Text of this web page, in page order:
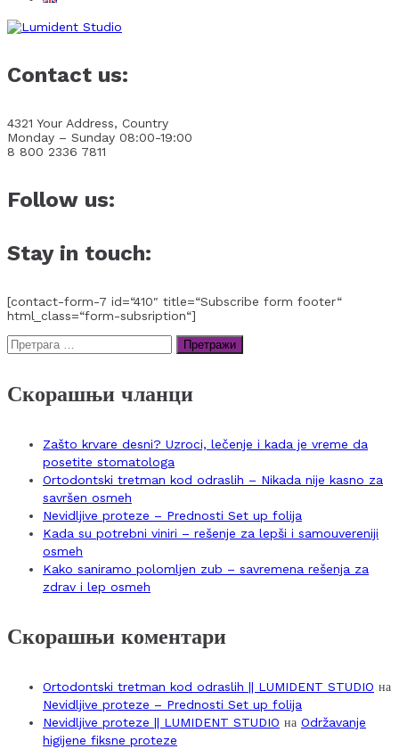
Contact us:
4321 Your Address, Country
Monday – Sunday 08:00-19:00
8 800 2336 7811
Follow us:
Stay in touch:
[contact-form-7 id=“410″ title=“Subscribe form footer“
html_class=“form-subsription“]
Претрага
за:
Скорашњи чланци
Zašto krvare desni? Uzroci, lečenje i kada je vreme da
posetite stomatologa
Ortodontski tretman kod odraslih – Nikada nije kasno za
savršen osmeh
Nevidljive proteze – Prednosti Set up folija
Kada su potrebni viniri – rešenje za lepši i samouvereniji
osmeh
Kako saniramo polomljen zub – savremena rešenja za
zdrav i lep osmeh
Скорашњи коментари
Ortodontski tretman kod odraslih || LUMIDENT STUDIO на
Nevidljive proteze – Prednosti Set up folija
Nevidljive proteze || LUMIDENT STUDIO на Održavanje
higijene fiksne proteze